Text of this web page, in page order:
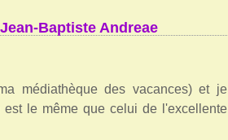
Baptiste Andreae
médiathèque des vacances) et je
le même que celui de l'excellente